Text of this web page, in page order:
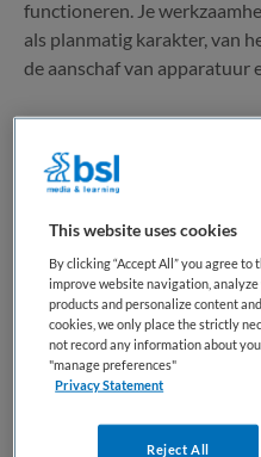
functioneren. Je
als planmatig karakter, van
de aanschaf van apparatuur
Chauffeur
GGZ Rivierduinen,
MBO
Niet nader bepaald
This website uses cookies
By clicking “Accept All” you agree
improve website navigation,
products and personalize content
cookies, we only place the strictly
not record any information about
"manage preferences"
Privacy Statement
Reject All